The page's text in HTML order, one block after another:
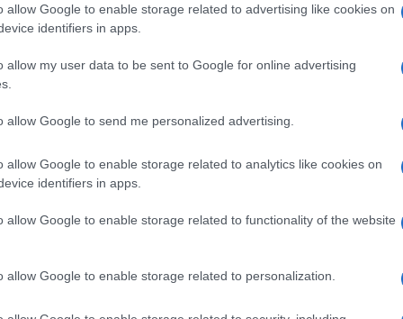
allow Google to enable storage related to advertising like cookies on
identifiers in apps.
allow my user data to be sent to Google for online advertising
allow Google to send me personalized advertising.
allow Google to enable storage related to analytics like cookies on
identifiers in apps.
allow Google to enable storage related to functionality of the website
allow Google to enable storage related to personalization.
Huis
Donald Trump een bijeenkomst bijeengeroepen in
de uren verstrijken, is de speculatie over de
Recente berichten suggereren dat beide politieke
een doorbraak bijna onmogelijk lijkt zonder